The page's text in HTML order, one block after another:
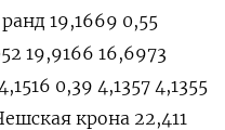
19,1669 0,55
19,9166 16,6973
0,39 4,1357 4,1355
крона 22,411